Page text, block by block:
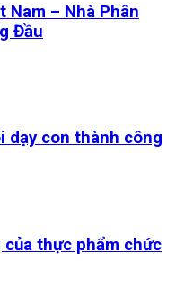
Nam – Nhà Phân
Đầu
dạy con thành công
thực phẩm chức